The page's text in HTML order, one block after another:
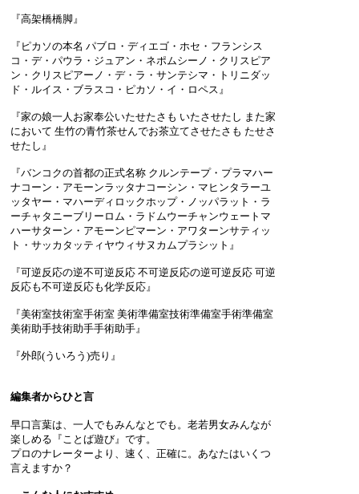
『高架橋橋脚』
『ピカソの本名 パブロ・ディエゴ・ホセ・フランシス
コ・デ・パウラ・ジュアン・ネポムシーノ・クリスピア
ン・クリスピアーノ・デ・ラ・サンテシマ・トリニダッ
ド・ルイス・ブラスコ・ピカソ・イ・ロペス』
『家の娘一人お家奉公いたせたさも いたさせたし また家
において 生竹の青竹茶せんでお茶立てさせたさも たせさ
せたし』
『バンコクの首都の正式名称 クルンテープ・プラマハー
ナコーン・アモーンラッタナコーシン・マヒンタラーユ
ッタヤー・マハーディロックホップ・ノッパラット・ラ
ーチャタニーブリーロム・ラドムウーチャンウェートマ
ハーサターン・アモーンピマーン・アワターンサティッ
ト・サッカタッティヤウィサヌカムプラシット』
『可逆反応の逆不可逆反応 不可逆反応の逆可逆反応 可逆
反応も不可逆反応も化学反応』
『美術室技術室手術室 美術準備室技術準備室手術準備室
美術助手技術助手手術助手』
『外郎(ういろう)売り』
編集者からひと言
早口言葉は、一人でもみんなとでも。老若男女みんなが
楽しめる『ことば遊び』です。
プロのナレーターより、速く、正確に。あなたはいくつ
言えますか？